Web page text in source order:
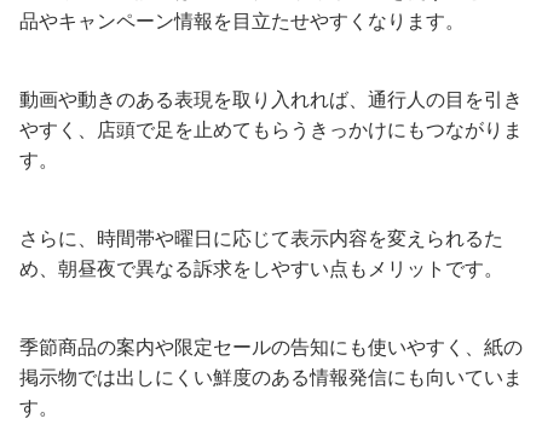
品やキャンペーン情報を目立たせやすくなります。
動画や動きのある表現を取り入れれば、通行人の目を引き
やすく、店頭で足を止めてもらうきっかけにもつながりま
す。
さらに、時間帯や曜日に応じて表示内容を変えられるた
め、朝昼夜で異なる訴求をしやすい点もメリットです。
季節商品の案内や限定セールの告知にも使いやすく、紙の
掲示物では出しにくい鮮度のある情報発信にも向いていま
す。